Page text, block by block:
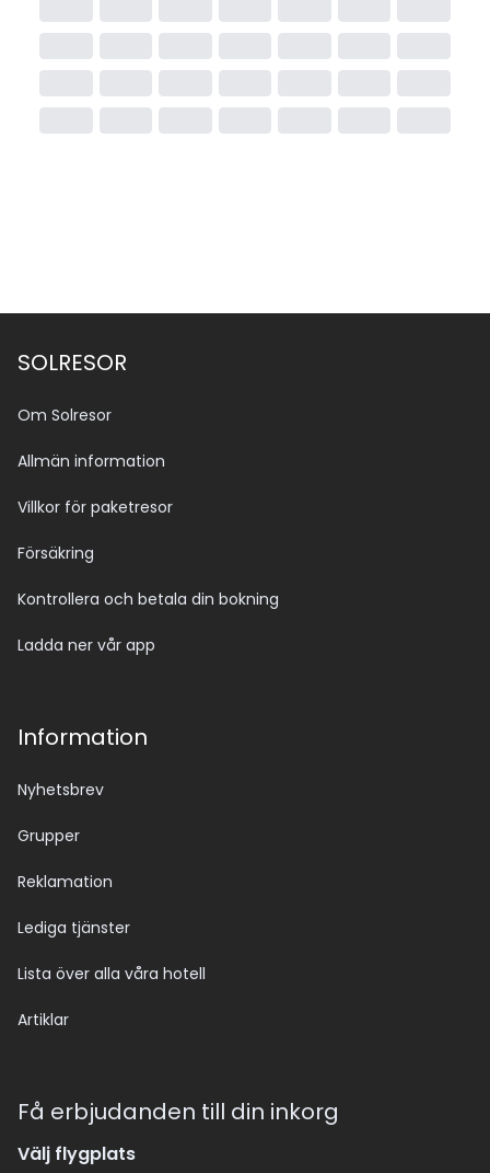
SOLRESOR
Om Solresor
Allmän information
Villkor för paketresor
Försäkring
Kontrollera och betala din bokning
Ladda ner vår app
Information
Nyhetsbrev
Grupper
Reklamation
Lediga tjänster
Lista över alla våra hotell
Artiklar
Få erbjudanden till din inkorg
Välj flygplats